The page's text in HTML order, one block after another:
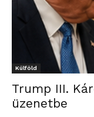
Külföld
Trump III.
üzenetbe